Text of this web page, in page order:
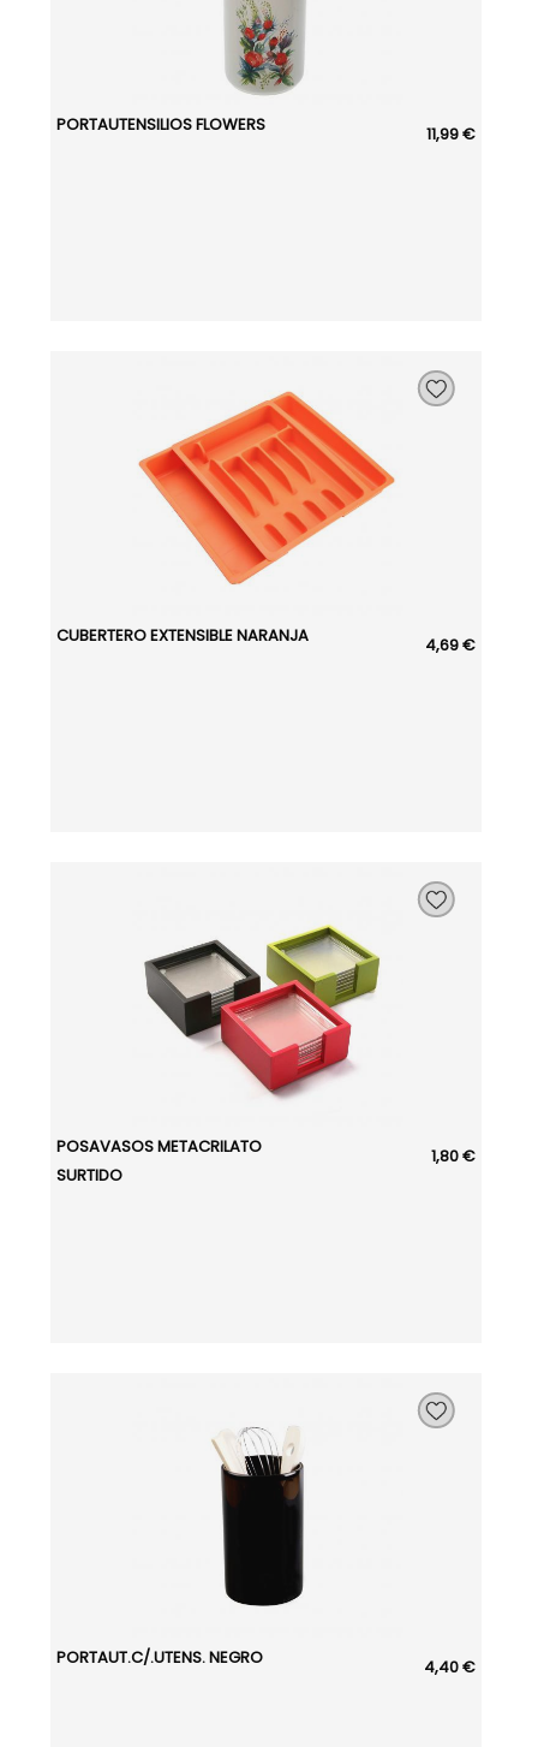
PORTAUTENSILIOS FLOWERS 11,99 €
CUBERTERO EXTENSIBLE NARANJA 4,69 €
POSAVASOS METACRILATO
SURTIDO
1,80 €
PORTAUT.C/.UTENS. NEGRO 4,40 €